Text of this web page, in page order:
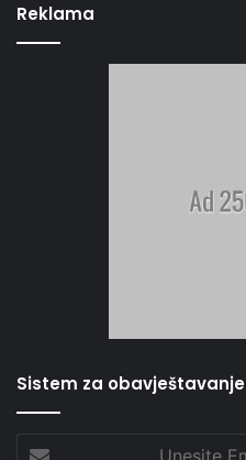
Reklama
Sistem za obavještavanje